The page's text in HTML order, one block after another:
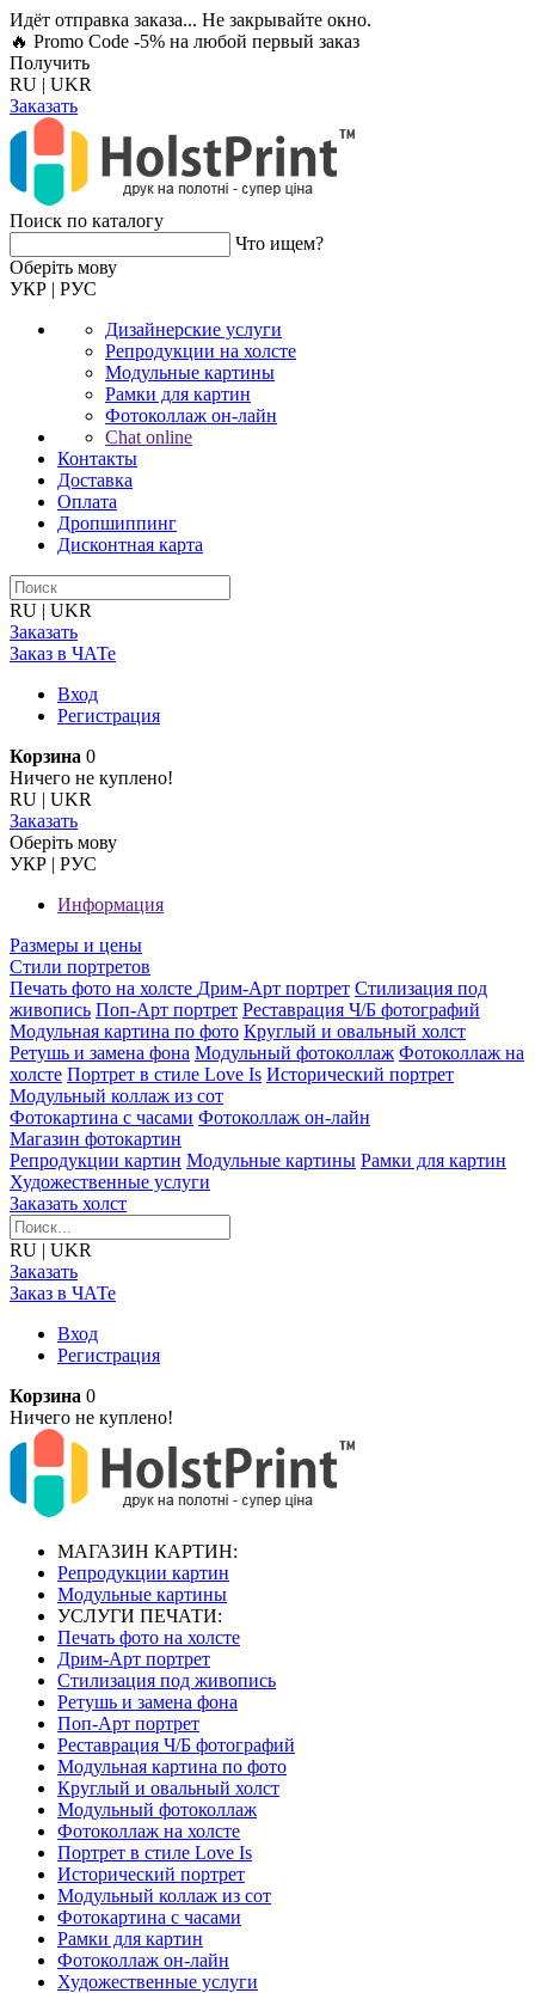
Идёт отправка заказа... Не закрывайте окно.
🔥 Promo Code -5% на любой первый заказ
Получить
RU | UKR
Заказать
Поиск по каталогу
Что ищем?
Оберiть мову
УКР | РУС
Дизайнерские услуги
Репродукции на холсте
Модульные картины
Рамки для картин
Фотоколлаж он-лайн
Chat online
Контакты
Доставка
Оплата
Дропшиппинг
Дисконтная карта
RU | UKR
Заказать
Заказ в ЧАТе
Вход
Регистрация
Корзина 0
Ничего не куплено!
RU | UKR
Заказать
Оберiть мову
УКР | РУС
Информация
Размеры и цены
Стили портретов
Печать фото на холсте Дрим-Арт портрет Стилизация под
живопись Поп-Арт портрет Реставрация Ч/Б фотографий
Модульная картина по фото Круглый и овальный холст
Ретушь и замена фона Модульный фотоколлаж Фотоколлаж на
холсте Портрет в стиле Love Is Исторический портрет
Модульный коллаж из сот
Фотокартина с часами Фотоколлаж он-лайн
Магазин фотокартин
Репродукции картин Модульные картины Рамки для картин
Художественные услуги
Заказать холст
RU | UKR
Заказать
Заказ в ЧАТе
Вход
Регистрация
Корзина 0
Ничего не куплено!
МАГАЗИН КАРТИН:
Репродукции картин
Модульные картины
УСЛУГИ ПЕЧАТИ:
Печать фото на холсте
Дрим-Арт портрет
Стилизация под живопись
Ретушь и замена фона
Поп-Арт портрет
Реставрация Ч/Б фотографий
Модульная картина по фото
Круглый и овальный холст
Модульный фотоколлаж
Фотоколлаж на холсте
Портрет в стиле Love Is
Исторический портрет
Модульный коллаж из сот
Фотокартина с часами
Рамки для картин
Фотоколлаж он-лайн
Художественные услуги